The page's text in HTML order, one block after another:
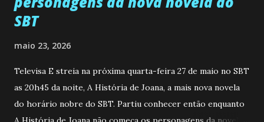
SBT
maio 23, 2026
Televisa E streia na próxima quarta-feira 27 de maio no SBT
as 20h45 da noite, A História de Joana, a mais nova novela
do horário nobre do SBT. Partiu conhecer então enquanto